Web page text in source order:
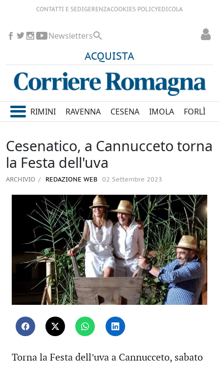
CONTATTI E SEDIGERENZACOOKIES POLICYEDICOLA
ACQUISTA
Newsletters
RIMINI RAVENNA CESENA IMOLA FORLÌ
Cesenatico, a Cannucceto torna
la Festa dell'uva
ARCHIVIO REDAZIONE WEB 02 Settembre 2023
Torna la Festa dell’uva a Cannucceto, sabato